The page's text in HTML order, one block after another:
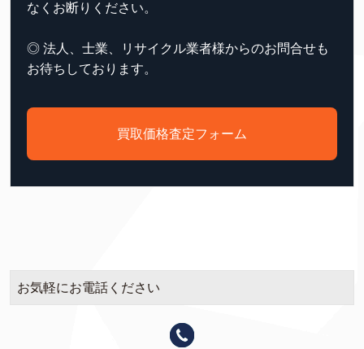
なくお断りください。
◎ 法人、士業、リサイクル業者様からのお問合せも
お待ちしております。
買取価格査定フォーム
お気軽にお電話ください